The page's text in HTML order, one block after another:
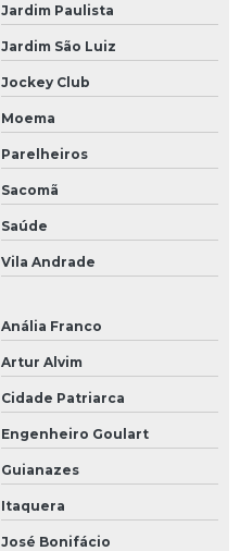
Jardim Paulista
Jardim São Luiz
Jockey Club
Moema
Parelheiros
Sacomã
Saúde
Vila Andrade
Anália Franco
Artur Alvim
Cidade Patriarca
Engenheiro Goulart
Guianazes
Itaquera
José Bonifácio